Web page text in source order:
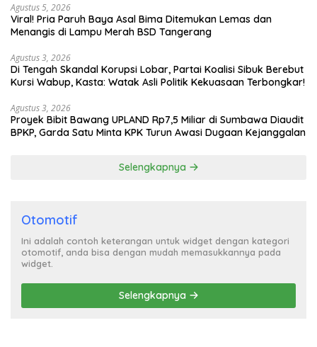
Agustus 5, 2026
Viral! Pria Paruh Baya Asal Bima Ditemukan Lemas dan
Menangis di Lampu Merah BSD Tangerang
Agustus 3, 2026
Di Tengah Skandal Korupsi Lobar, Partai Koalisi Sibuk Berebut
Kursi Wabup, Kasta: Watak Asli Politik Kekuasaan Terbongkar!
Agustus 3, 2026
Proyek Bibit Bawang UPLAND Rp7,5 Miliar di Sumbawa Diaudit
BPKP, Garda Satu Minta KPK Turun Awasi Dugaan Kejanggalan
Selengkapnya
Otomotif
Ini adalah contoh keterangan untuk widget dengan kategori
otomotif, anda bisa dengan mudah memasukkannya pada
widget.
Selengkapnya